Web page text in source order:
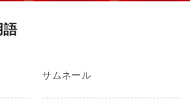
語
サムネール